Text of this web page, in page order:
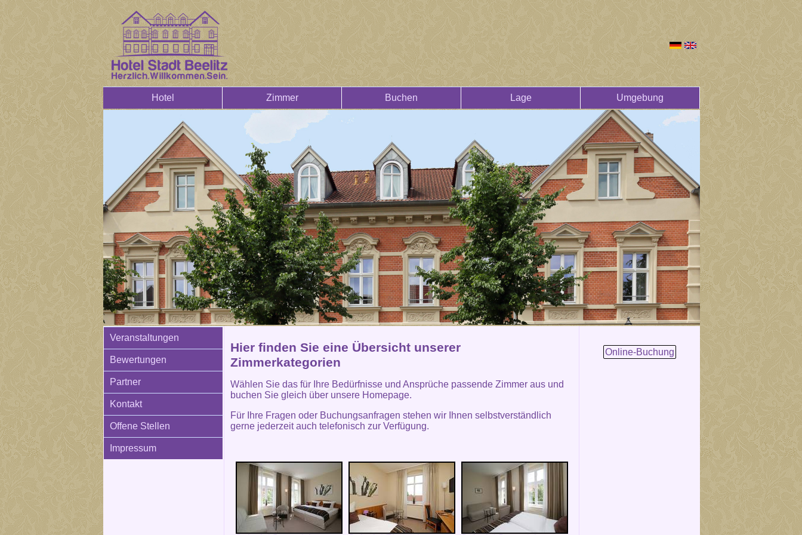
Hotel Zimmer Buchen Lage Umgebung
Veranstaltungen
Bewertungen
Partner
Kontakt
Offene Stellen
Impressum
Hier finden Sie eine Übersicht unserer
Zimmerkategorien
Wählen Sie das für Ihre Bedürfnisse und Ansprüche passende Zimmer aus und
buchen Sie gleich über unsere Homepage.
Für Ihre Fragen oder Buchungsanfragen stehen wir Ihnen selbstverständlich
gerne jederzeit auch telefonisch zur Verfügung.
Online-Buchung